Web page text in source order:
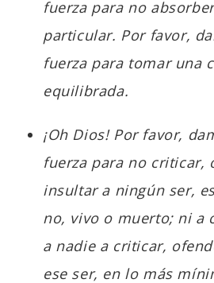
fuerza para no
particular. Por favor,
fuerza para tomar una
equilibrada.
¡Oh Dios! Por favor,
fuerza para no criticar,
insultar a ningún ser,
no, vivo o muerto; ni a
a nadie a criticar,
ese ser, en lo más